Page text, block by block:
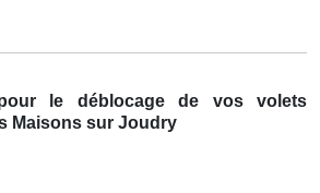
le déblocage de vos volets
Maisons sur Joudry